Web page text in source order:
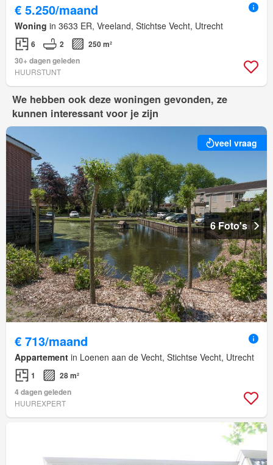
€ 5.250/maand
Woning in 3633 ER, Vreeland, Stichtse Vecht, Utrecht
6 2
250 m²
30+ dagen geleden
HUURSTUNT
We hebben ook deze woningen gevonden, ze
kunnen interessant voor je zijn
veel vraag
6 Foto's
€ 713/maand
Appartement in Loenen aan de Vecht, Stichtse Vecht, Utrecht
1
28 m²
4 dagen geleden
HUUREXPERT